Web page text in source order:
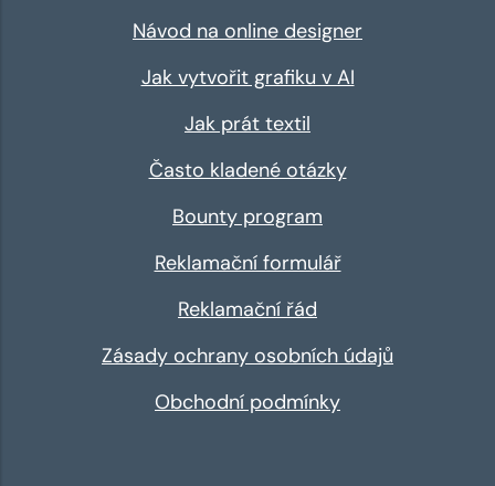
Návod na online designer
Jak vytvořit grafiku v AI
Jak prát textil
Často kladené otázky
Bounty program
Reklamační formulář
Reklamační řád
Zásady ochrany osobních údajů
Obchodní podmínky